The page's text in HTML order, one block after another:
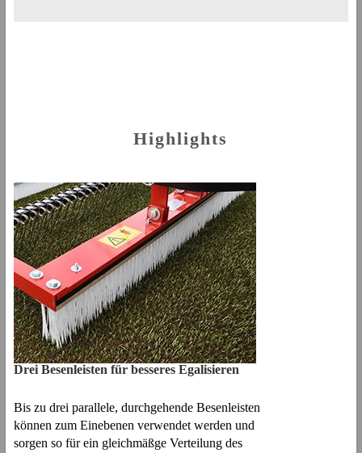
Highlights
Drei Besenleisten für besseres Egalisieren
Bis zu drei parallele, durchgehende Besenleisten
können zum Einebenen verwendet werden und
sorgen so für ein gleichmäßge Verteilung des